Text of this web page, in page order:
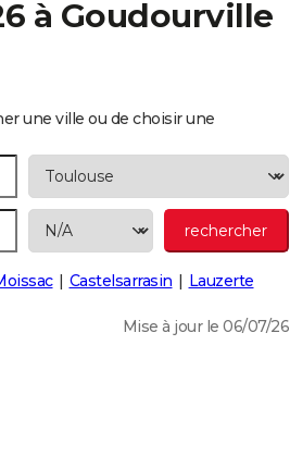
à Goudourville
une ville ou de choisir une
Castelsarrasin Lauzerte
Mise à jour le 06/07/26